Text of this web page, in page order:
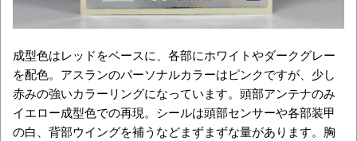
成型色はレッドをベースに、各部にホワイトやダークグレー
を配色。アスランのパーソナルカラーはピンクですが、少し
赤みの強いカラーリングになっています。頭部アンテナのみ
イエロー成型色での再現。シールは頭部センサーや各部装甲
の白、背部ウイングを補うなどまずまずな量があります。胸